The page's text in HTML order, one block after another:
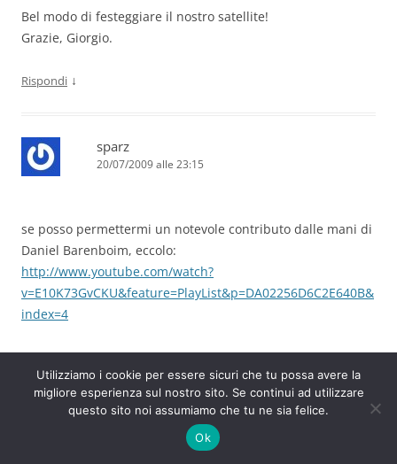
Bel modo di festeggiare il nostro satellite!
Grazie, Giorgio.
Rispondi ↓
sparz
20/07/2009 alle 23:15
se posso permettermi un notevole contributo dalle mani di
Daniel Barenboim, eccolo:
http://www.youtube.com/watch?
v=E10K73GvCKU&feature=PlayList&p=DA02256D6C2E640B&
index=4
Rispondi ↓
20/07/2009 alle 23:37
Utilizziamo i cookie per essere sicuri che tu possa avere la
migliore esperienza sul nostro sito. Se continui ad utilizzare
questo sito noi assumiamo che tu ne sia felice.
Ok